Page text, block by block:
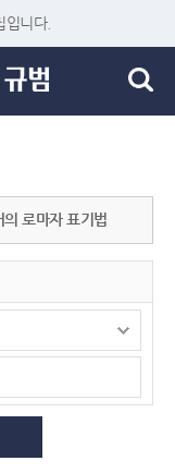
입니다.
의 로마자 표기법